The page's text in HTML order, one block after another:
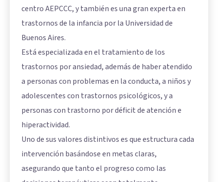
centro AEPCCC, y también es una gran experta en
trastornos de la infancia por la Universidad de
Buenos Aires.
Está especializada en el tratamiento de los
trastornos por ansiedad, además de haber atendido
a personas con problemas en la conducta, a niños y
adolescentes con trastornos psicológicos, y a
personas con trastorno por déficit de atención e
hiperactividad.
Uno de sus valores distintivos es que estructura cada
intervención basándose en metas claras,
asegurando que tanto el progreso como las